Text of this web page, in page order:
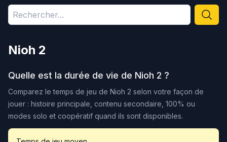
Nioh 2
Quelle est la durée de vie de Nioh 2 ?
Comparez le temps de jeu de Nioh 2 selon votre façon de
jouer : histoire principale, contenu secondaire, 100% ou
modes solo et coopératif quand ils sont disponibles.